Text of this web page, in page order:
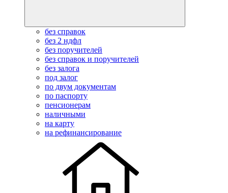
без справок
без 2 ндфл
без поручителей
без справок и поручителей
без залога
под залог
по двум документам
по паспорту
пенсионерам
наличными
на карту
на рефинансирование